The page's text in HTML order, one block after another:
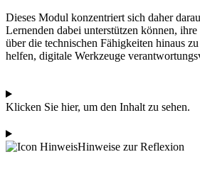
Dieses Modul konzentriert sich daher
Lernenden dabei unterstützen können,
über die technischen Fähigkeiten hinaus
helfen, digitale Werkzeuge
Klicken Sie hier, um den Inhalt zu sehen.
Hinweise zur Reflexion